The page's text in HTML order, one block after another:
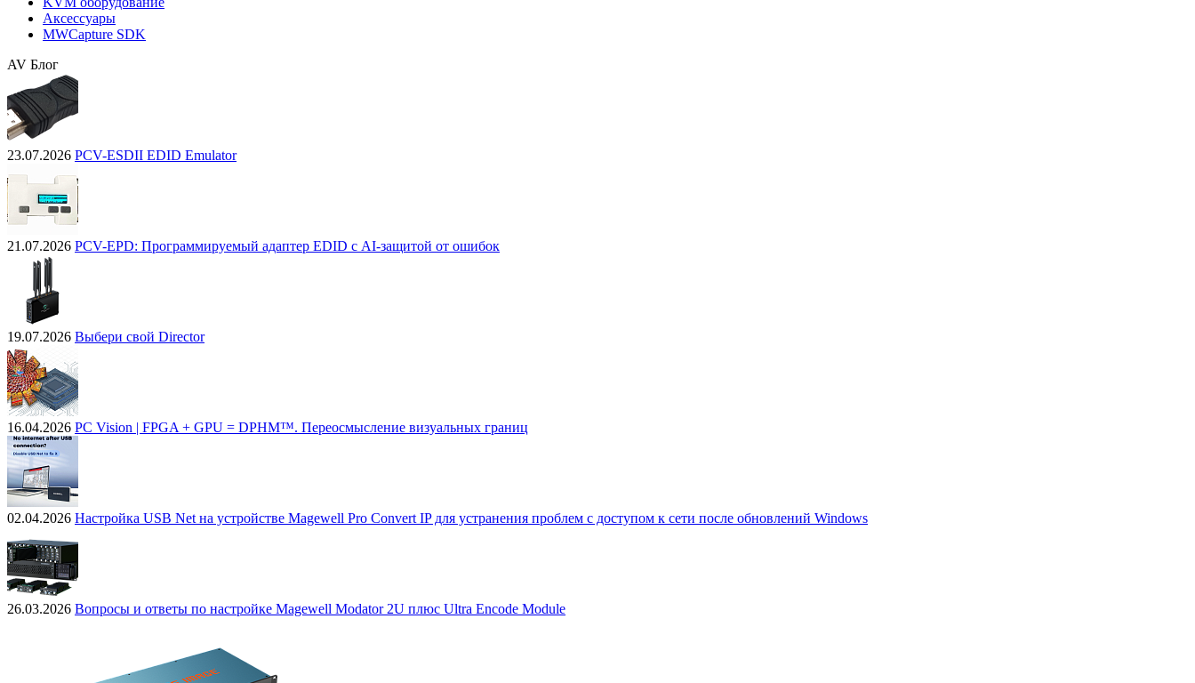
Аксессуары
MWCapture SDK
AV Блог
23.07.2026 PCV-ESDII EDID Emulator
21.07.2026 PCV-EPD: Программируемый адаптер EDID с AI-защитой от ошибок
19.07.2026 Выбери свой Director
16.04.2026 PC Vision | FPGA + GPU = DPHM™. Переосмысление визуальных границ
02.04.2026 Настройка USB Net на устройстве Magewell Pro Convert IP для устранения проблем с доступом к сети после обновлений Windows
26.03.2026 Вопросы и ответы по настройке Magewell Modator 2U плюс Ultra Encode Module